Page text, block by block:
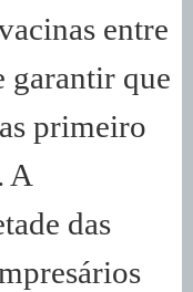
entre
garantir que
primeiro
A
das